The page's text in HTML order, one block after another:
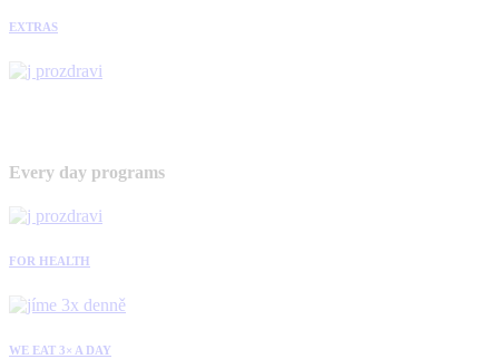
EXTRAS
Every day programs
FOR HEALTH
WE EAT 3× A DAY